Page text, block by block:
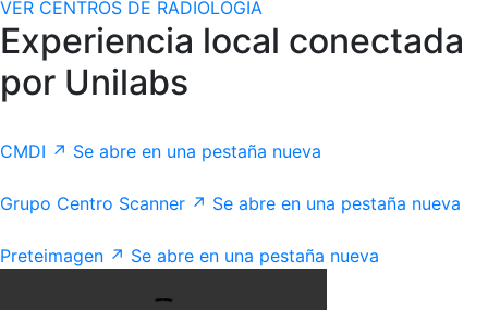
VER CENTROS DE RADIOLOGÍA
Experiencia local conectada
por Unilabs
CMDI ↗ Se abre en una pestaña nueva
Grupo Centro Scanner ↗ Se abre en una pestaña nueva
Preteimagen ↗ Se abre en una pestaña nueva